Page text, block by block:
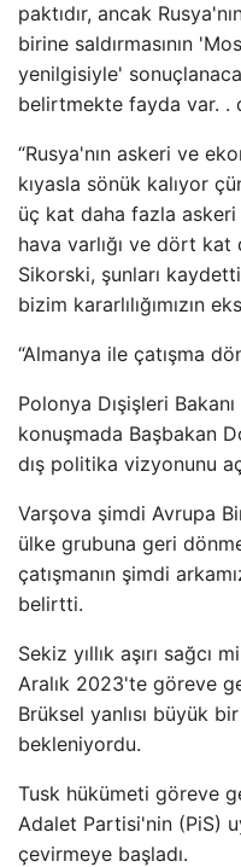
paktıdır, ancak
birine saldırmasının
yenilgisiyle'
belirtmekte fayda var. .
“Rusya'nın askeri ve
kıyasla sönük kalıyor
üç kat daha fazla
hava varlığı ve dört
Sikorski, şunları
bizim kararlılığımızın
“Almanya ile çatışma
Polonya Dışişleri
konuşmada Başbakan
dış politika vizyonunu
Varşova şimdi Avrupa
ülke grubuna geri
çatışmanın şimdi
belirtti.
Sekiz yıllık aşırı sağcı
Aralık 2023'te göreve
Brüksel yanlısı büyük
bekleniyordu.
Tusk hükümeti göreve
Adalet Partisi'nin (PiS)
çevirmeye başladı.